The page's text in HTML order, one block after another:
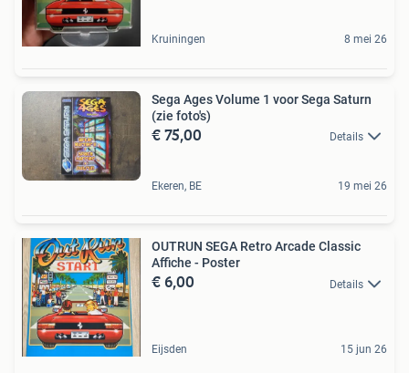
Kruiningen 8 mei 26
Sega Ages Volume 1 voor Sega Saturn
(zie foto's)
€ 75,00 Details
Ekeren, BE 19 mei 26
OUTRUN SEGA Retro Arcade Classic
Affiche - Poster
€ 6,00 Details
Eijsden 15 jun 26